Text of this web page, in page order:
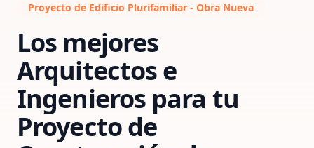
Proyecto de Edificio Plurifamiliar - Obra Nueva
Los mejores
Arquitectos e
Ingenieros para tu
Proyecto de